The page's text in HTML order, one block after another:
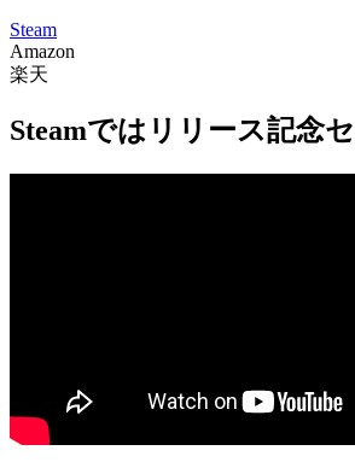
Steam
Amazon
楽天
Steamではリリース記念